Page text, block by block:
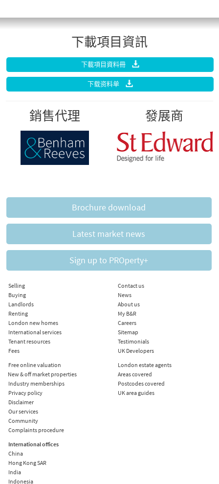
下載項目資訊
下載項目資料冊
下载资料单
銷售代理 發展商
Brochure download
Latest market news
Sign up to PROperty+
Selling
Buying
Landlords
Renting
London new homes
International services
Tenant resources
Fees
Free online valuation
New & off market properties
Industry memberships
Privacy policy
Disclaimer
Our services
Community
Complaints procedure
Contact us
News
About us
My B&R
Careers
Sitemap
Testimonials
UK Developers
London estate agents
Areas covered
Postcodes covered
UK area guides
International offices
China
Hong Kong SAR
India
Indonesia